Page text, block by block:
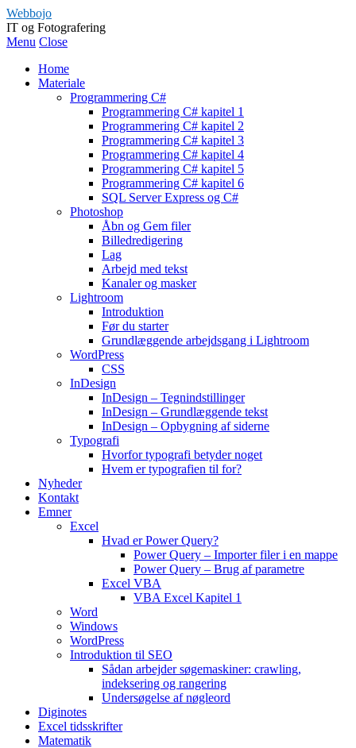
Webbojo
IT og Fotografering
Menu Close
Home
Materiale
Programmering C#
Programmering C# kapitel 1
Programmering C# kapitel 2
Programmering C# kapitel 3
Programmering C# kapitel 4
Programmering C# kapitel 5
Programmering C# kapitel 6
SQL Server Express og C#
Photoshop
Åbn og Gem filer
Billedredigering
Lag
Arbejd med tekst
Kanaler og masker
Lightroom
Introduktion
Før du starter
Grundlæggende arbejdsgang i Lightroom
WordPress
CSS
InDesign
InDesign – Tegnindstillinger
InDesign – Grundlæggende tekst
InDesign – Opbygning af siderne
Typografi
Hvorfor typografi betyder noget
Hvem er typografien til for?
Nyheder
Kontakt
Emner
Excel
Hvad er Power Query?
Power Query – Importer filer i en mappe
Power Query – Brug af parametre
Excel VBA
VBA Excel Kapitel 1
Word
Windows
WordPress
Introduktion til SEO
Sådan arbejder søgemaskiner: crawling,
indeksering og rangering
Undersøgelse af nøgleord
Diginotes
Excel tidsskrifter
Matematik